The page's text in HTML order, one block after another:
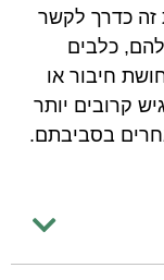
זה כדרך לקשר
כלבים
חיבור או
קרובים יותר
בסביבתם.